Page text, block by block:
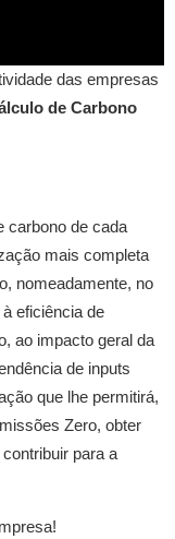
das empresas
de Carbono
carbono de cada
mais completa
nomeadamente, no
eficiência de
ao impacto geral da
de inputs
que lhe permitirá,
Zero, obter
para a